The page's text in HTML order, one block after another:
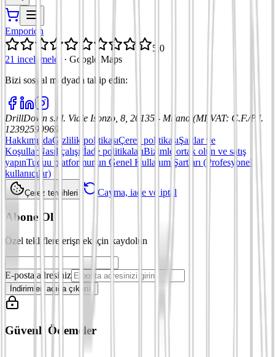
Emporion
5,0
21 incelemeler
· Google Maps
Bizi sosyal medyada takip edin:
DrillDown s.r.l. Viale Isonzo, 8, 20135 - Milano (MI) VAT: C.F./P.I.
12392590969
HakkımızdaGizlilik politikasıÇerez politikasıŞartlar ve
KoşullarNasıl çalışırİade politikalarıBizimle ortak olun ve satış
yapınTuduu platformunun Genel Kullanım Şartları (Profesyonel
kullanıcılar)
Çerez tercihleri Cayma, iade ve iptal
Abone Ol
Özel tekliflere erişmek için kaydolun
E-posta adresiniz
İndirimleri açığa çıkarın
Güvenli Ödemeler